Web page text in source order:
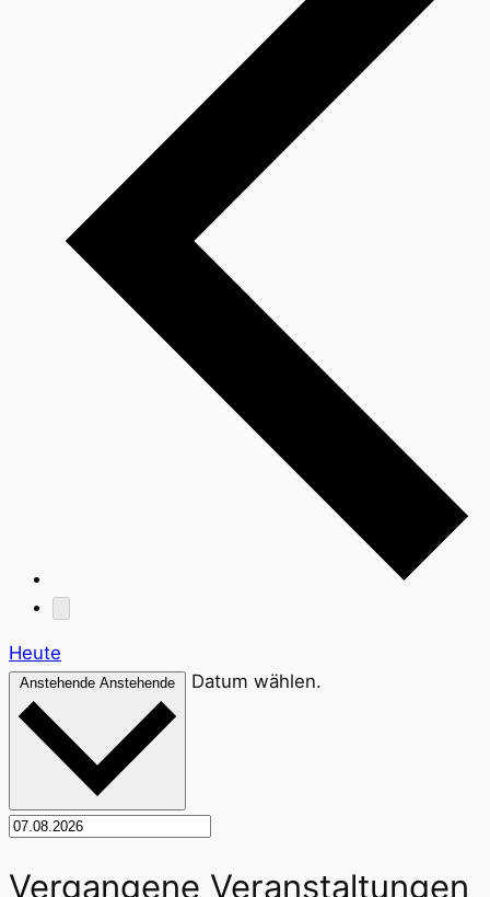
Heute
Anstehende Anstehende Datum wählen.
Vergangene Veranstaltungen